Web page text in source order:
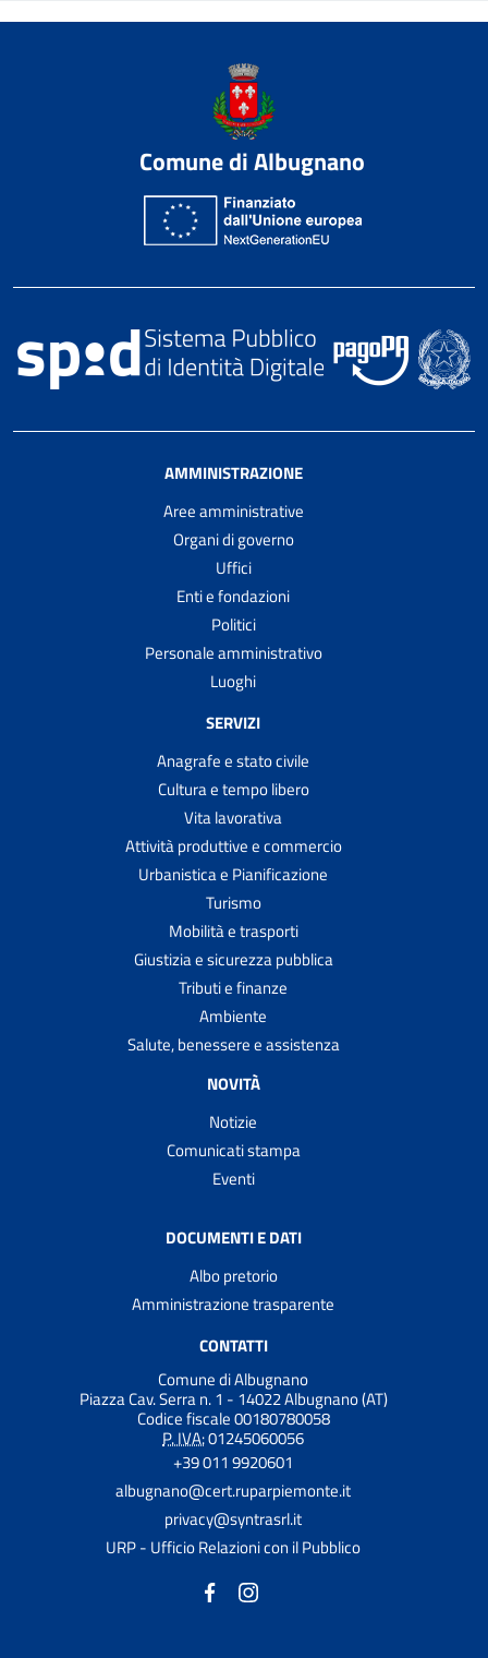
Comune di Albugnano
AMMINISTRAZIONE
Aree amministrative
Organi di governo
Uffici
Enti e fondazioni
Politici
Personale amministrativo
Luoghi
SERVIZI
Anagrafe e stato civile
Cultura e tempo libero
Vita lavorativa
Attività produttive e commercio
Urbanistica e Pianificazione
Turismo
Mobilità e trasporti
Giustizia e sicurezza pubblica
Tributi e finanze
Ambiente
Salute, benessere e assistenza
NOVITÀ
Notizie
Comunicati stampa
Eventi
DOCUMENTI E DATI
Albo pretorio
Amministrazione trasparente
CONTATTI
Comune di Albugnano
Piazza Cav. Serra n. 1 - 14022 Albugnano (AT)
Codice fiscale 00180780058
P. IVA:01245060056
+39 011 9920601
albugnano@cert.ruparpiemonte.it
privacy@syntrasrl.it
URP - Ufficio Relazioni con il Pubblico